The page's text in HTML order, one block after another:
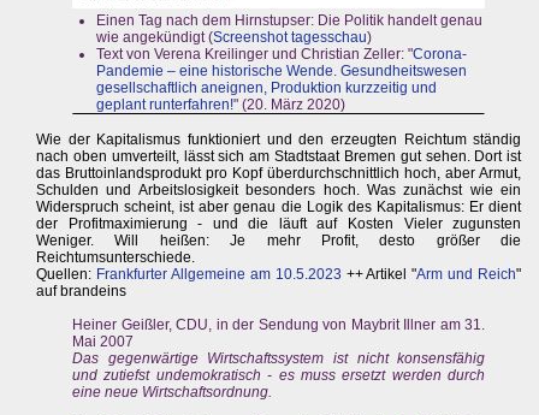
Einen Tag nach dem Hirnstupser: Die Politik handelt genau
wie angekündigt (Screenshot tagesschau)
Text von Verena Kreilinger und Christian Zeller: "Corona-
Pandemie – eine historische Wende. Gesundheitswesen
gesellschaftlich aneignen, Produktion kurzzeitig und
geplant runterfahren!" (20. März 2020)
Wie der Kapitalismus funktioniert und den erzeugten Reichtum ständig
nach oben umverteilt, lässt sich am Stadtstaat Bremen gut sehen. Dort ist
das Bruttoinlandsprodukt pro Kopf überdurchschnittlich hoch, aber Armut,
Schulden und Arbeitslosigkeit besonders hoch. Was zunächst wie ein
Widerspruch scheint, ist aber genau die Logik des Kapitalismus: Er dient
der Profitmaximierung - und die läuft auf Kosten Vieler zugunsten
Weniger. Will heißen: Je mehr Profit, desto größer die
Reichtumsunterschiede.
Quellen: Frankfurter Allgemeine am 10.5.2023 ++ Artikel "Arm und Reich"
auf brandeins
Heiner Geißler, CDU, in der Sendung von Maybrit Illner am 31.
Mai 2007
Das gegenwärtige Wirtschaftssystem ist nicht konsensfähig
und zutiefst undemokratisch - es muss ersetzt werden durch
eine neue Wirtschaftsordnung.